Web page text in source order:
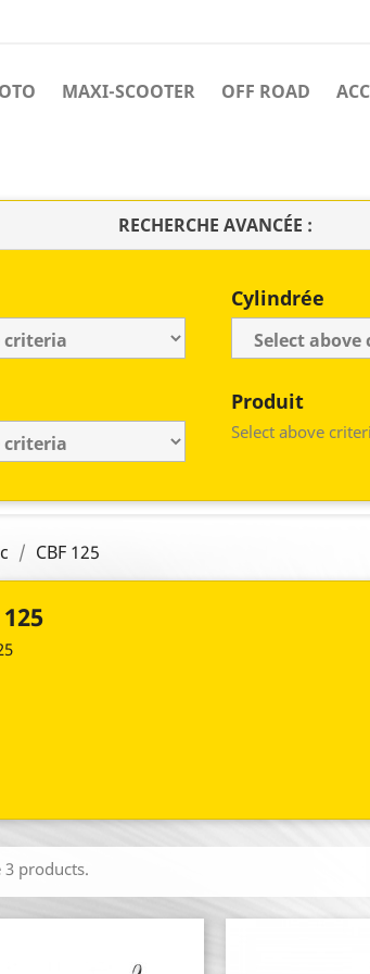
MAXI-SCOOTER OFF ROAD
RECHERCHE AVANCÉE :
Cylindrée
Produit
Select above
CBF 125
3 products.